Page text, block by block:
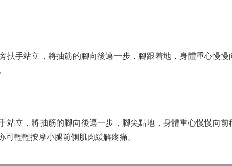
手站立，將抽筋的腳向後邁一步，腳跟着地，身體重心慢慢
立，將抽筋的腳向後邁一步，腳尖點地，身體重心慢慢向前
可輕輕按摩小腿前側肌肉緩解疼痛。